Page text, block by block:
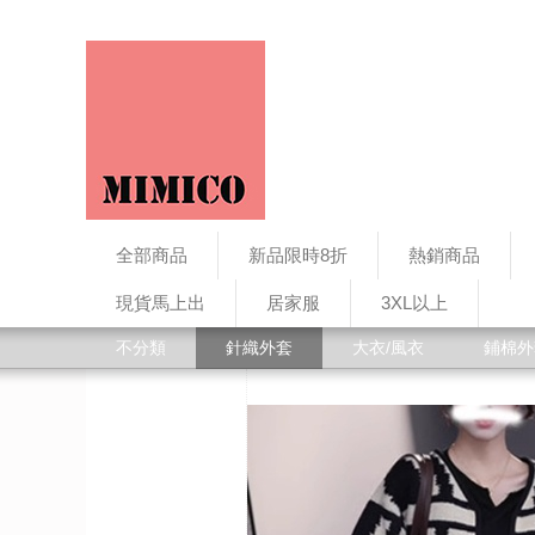
全部商品 新品限時8折 熱銷商品
現貨馬上出 居家服 3XL以上
不分類 針織外套 大衣/風衣 鋪棉